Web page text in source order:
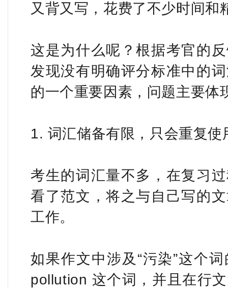
又背又写，花费了不少时间和
这是为什么呢？根据考官的
发现没有明确评分标准中的
的一个重要因素，问题主要体
1. 词汇储备有限，只会重复使
考生的词汇量不多，在复习
看了范文，将之与自己写的
工作。
如果作文中涉及“污染”这个
pollution 这个词，并且在行